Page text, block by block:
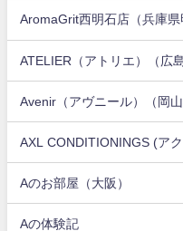
AromaGrit西明石店（兵庫県
ATELIER（アトリエ）（広
Avenir（アヴニール）（岡山
AXL CONDITIONINGS (ア
Aのお部屋（大阪）
Aの体験記